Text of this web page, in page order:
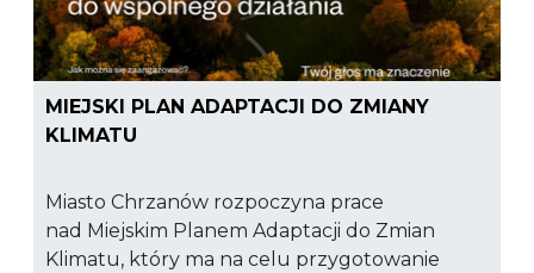
MIEJSKI PLAN ADAPTACJI DO ZMIANY
KLIMATU
Miasto Chrzanów rozpoczyna prace
nad Miejskim Planem Adaptacji do Zmian
Klimatu, który ma na celu przygotowanie